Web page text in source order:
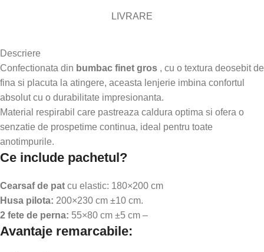
LIVRARE
Descriere
Confectionata din bumbac finet gros , cu o textura deosebit de
fina si placuta la atingere, aceasta lenjerie imbina confortul
absolut cu o durabilitate impresionanta.
Material respirabil care pastreaza caldura optima si ofera o
senzatie de prospetime continua, ideal pentru toate
anotimpurile.
Ce include pachetul?
Cearsaf de pat cu elastic: 180×200 cm
Husa pilota: 200×230 cm ±10 cm.
2 fete de perna: 55×80 cm ±5 cm –
Avantaje remarcabile: